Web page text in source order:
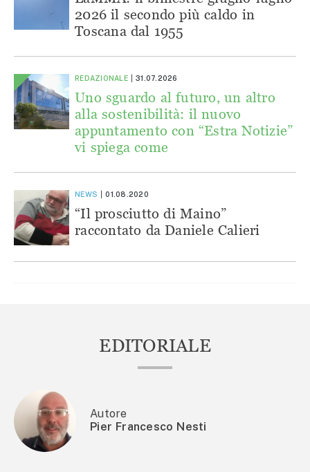
2026 il secondo più caldo in
Toscana dal 1955
REDAZIONALE 31.07.2026
Uno sguardo al futuro, un altro
alla sostenibilità: il nuovo
appuntamento con “Estra Notizie”
vi spiega come
NEWS 01.08.2020
“Il prosciutto di Maino”
raccontato da Daniele Calieri
EDITORIALE
Autore
Pier Francesco Nesti